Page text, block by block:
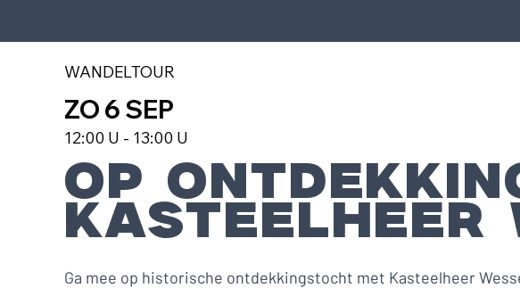
WANDELTOUR
ZO 6 SEP
12:00 U - 13:00 U
OP
KASTEELHEER
Ga mee op historische ontdekkingstocht met Kasteelheer